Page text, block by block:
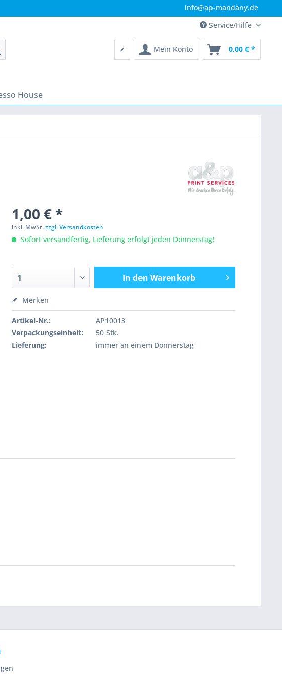
info@ap-mandany.de
Service/Hilfe
Mein Konto 0,00 € *
House
1,00 € *
inkl. MwSt.zzgl. Versandkosten
Sofort versandfertig, Lieferung erfolgt jeden Donnerstag!
In den Warenkorb
Merken
Artikel-Nr.:
AP10013
Verpackungseinheit:
50 Stk.
Lieferung:
immer an einem Donnerstag